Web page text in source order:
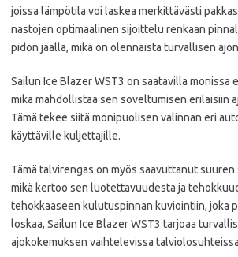
joissa lämpötila voi laskea merkittävästi
nastojen optimaalinen sijoittelu renkaan
pidon jäällä, mikä on olennaista turvallisen
Sailun Ice Blazer WST3 on saatavilla monissa
mikä mahdollistaa sen soveltumisen erilaisiin
Tämä tekee siitä monipuolisen valinnan eri
käyttäville kuljettajille.
Tämä talvirengas on myös saavuttanut
mikä kertoo sen luotettavuudesta ja
tehokkaaseen kulutuspinnan kuviointiin, joka
loskaa, Sailun Ice Blazer WST3 tarjoaa
ajokokemuksen vaihtelevissa